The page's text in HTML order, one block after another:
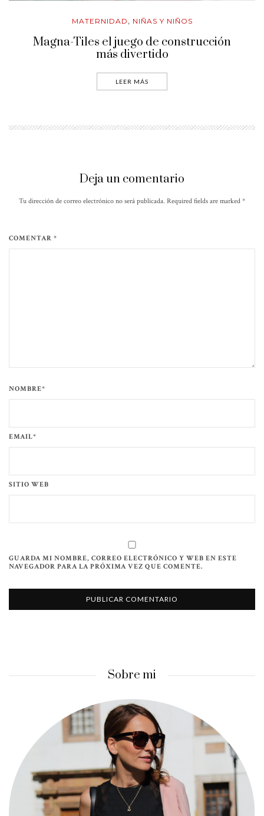
MATERNIDAD , NIÑAS Y NIÑOS
Magna-Tiles el juego de construcción
más divertido
LEER MÁS
Deja un comentario
Tu dirección de correo electrónico no será publicada. Required fields are marked *
COMENTAR *
NOMBRE*
EMAIL*
SITIO WEB
GUARDA MI NOMBRE, CORREO ELECTRÓNICO Y WEB EN ESTE
NAVEGADOR PARA LA PRÓXIMA VEZ QUE COMENTE.
Sobre mi